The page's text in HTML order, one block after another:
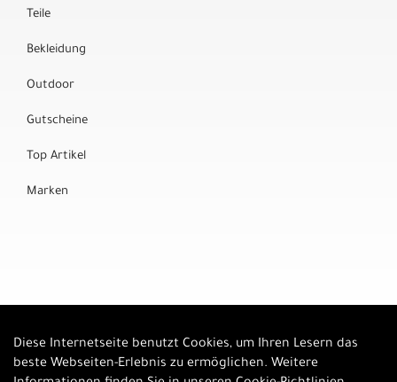
Teile
Bekleidung
Outdoor
Gutscheine
Top Artikel
Marken
Diese Internetseite benutzt Cookies, um Ihren Lesern das
beste Webseiten-Erlebnis zu ermöglichen. Weitere
Auftrag widerrufen